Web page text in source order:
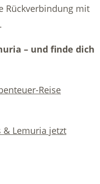
Rückverbindung mit
– und finde dich
Reise
& Lemuria jetzt